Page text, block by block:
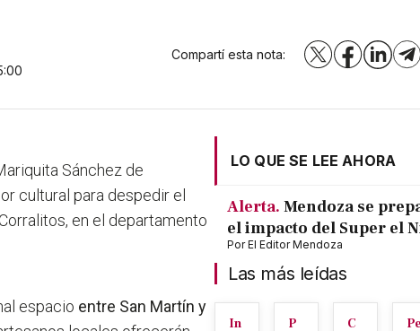
Compartí esta nota: X Facebook
Sánchez de
cultural para despedir el
en el departamento
espacio entre San Martín y
LO QUE SE LEE AHORA
Alerta. Mendoza se
el impacto del Super el
PorEl Editor Mendoza
Las más leídas
In
P
C